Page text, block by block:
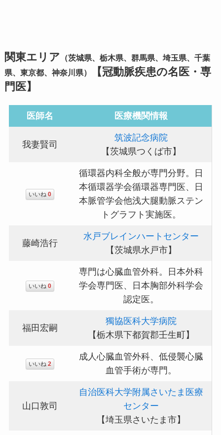
関東エリア （茨城県、栃木県、群馬県、埼玉県、千葉
県、東京都、神奈川県）
【冠動脈疾患の名医・専
門医】
医師名 医療機関情報
我妻賢司
筑波記念病院
【茨城県つくば市】
いいね 0
循環器内科全般が専門分野。日
本循環器学会循環器専門医、日
本脈管学会他浅大腿動脈ステン
トグラフト実施医。
藤崎浩行
水戸ブレインハートセンター
【茨城県水戸市】
いいね 0
専門は心臓血管外科。日本外科
学会専門医、日本胸部外科学会
認定医。
福田宏嗣
獨協医科大学病院
【栃木県下都賀郡壬生町】
いいね 2
成人心臓血管外科、低侵襲心臓
血管手術が専門。
山口敦司
自治医科大学附属さいたま医療
センター
【埼玉県さいたま市】